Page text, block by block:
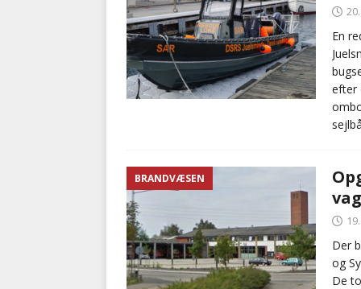
En
efter
BRANDVÆSEN
Der
og
De